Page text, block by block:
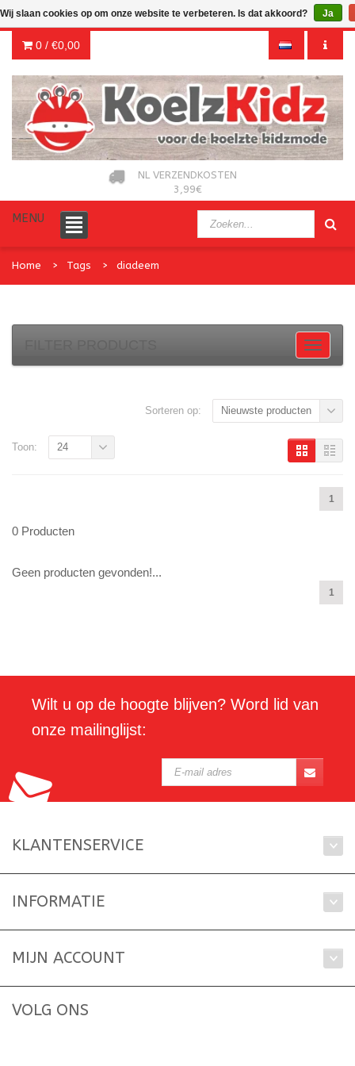
0 / €0,00
NL VERZENDKOSTEN
3,99€
MENU
Home Tags diadeem
Sorteren op: Nieuwste producten
1
Toon: 24
0 Producten
Geen producten gevonden!...
1
Wilt u op de hoogte blijven? Word lid van
onze mailinglijst:
KLANTENSERVICE
INFORMATIE
MIJN ACCOUNT
VOLG ONS
Wij slaan cookies op om onze website te verbeteren. Is dat akkoord? Ja